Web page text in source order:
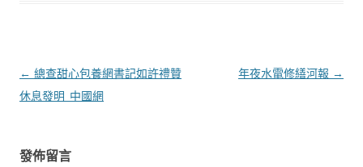
文
章
← 總查甜心包養網書記如許禮贊
休息發明_中國網
年夜水電修繕河報 →
發佈留言